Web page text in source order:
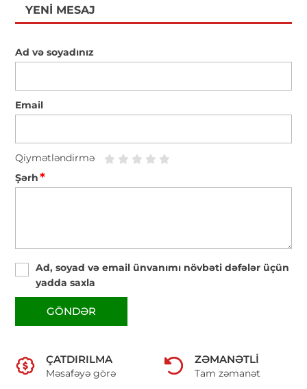
YENI MESAJ
Ad və soyadınız
Email
Qiymətləndirmə
Şərh*
Ad, soyad və email ünvanımı növbəti dəfələr üçün
yadda saxla
GÖNDƏR
ÇATDIRILMA
Məsafəyə görə
ZƏMANƏTLI
Tam zəmanət